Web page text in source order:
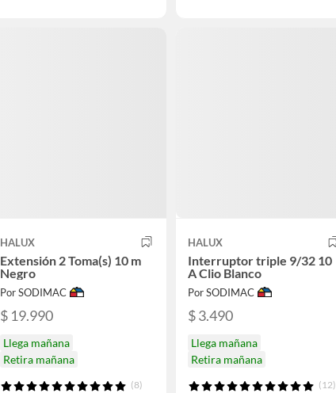
HALUX
Extensión 2 Toma(s) 10 m
Negro
Por SODIMAC
$ 19.990
Llega mañana
Retira mañana
(8)
HALUX
Interruptor triple 9/32 10
A Clio Blanco
Por SODIMAC
$ 3.490
Llega mañana
Retira mañana
(12)